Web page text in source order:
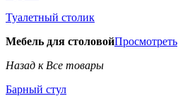
Туалетный столик
Мебель для столовойПросмотреть
Назад к Все товары
Барный стул